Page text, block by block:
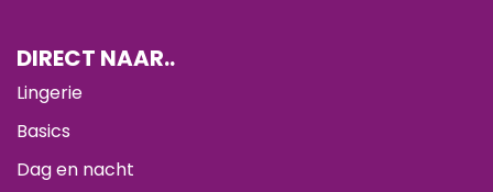
DIRECT NAAR..
Lingerie
Basics
Dag en nacht